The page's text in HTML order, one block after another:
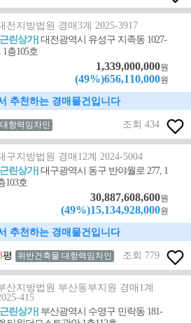
전지방법원 경매3계 2025-3917
린상가]대전광역시 유성구 지족동 1027-
1층105호
1,339,000,000원
(49%)656,110,000원
추천하는 경매물건입니다
대항력임차인 조회 434
구지방법원 경매12계 2024-5004
린상가]대구광역시 동구 반야월로 277, 1
103호
30,887,608,600원
(49%)15,134,928,000원
추천하는 경매물건입니다
평 위반건축물 대항력임차인 조회 779
산지방법원 부산동부지원 경매1계
415
린상가] 부산광역시 수영구 민락동 181-